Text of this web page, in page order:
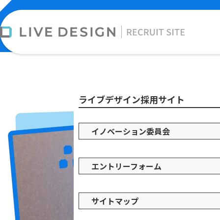
サイトマップ
ライブデザイン採用サイト
イノベーション委員会
エントリーフォーム
サイトマップ